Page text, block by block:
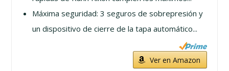
Máxima seguridad: 3 seguros de sobrepresión y
un dispositivo de cierre de la tapa automático...
Ver en Amazon